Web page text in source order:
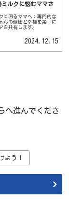
ルクに悩むママさ
に困るママへ：専門的な
んの健康と幸福を第一に
を共有します。
2024.12.15
へ進んでくださ
よう！